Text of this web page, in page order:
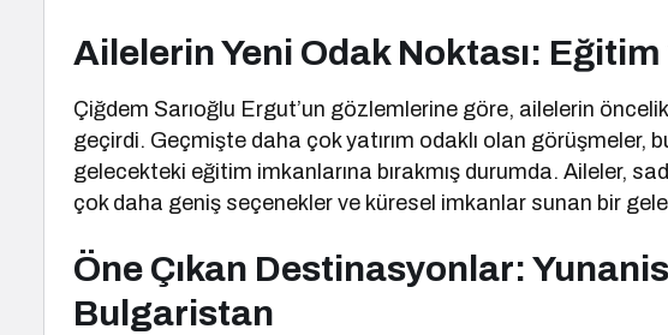
Ailelerin Yeni Odak Noktası:
Çiğdem Sarıoğlu Ergut’un gözlemlerine göre, ailelerin
geçirdi. Geçmişte daha çok yatırım odaklı olan görüşmeler,
gelecekteki eğitim imkanlarına bırakmış durumda. Aileler,
çok daha geniş seçenekler ve küresel imkanlar sunan bir
Öne Çıkan Destinasyonlar:
Bulgaristan